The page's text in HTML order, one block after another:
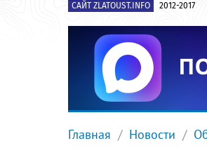
САЙТ ZLATOUST.INFO 2012-2017
Главная Новости